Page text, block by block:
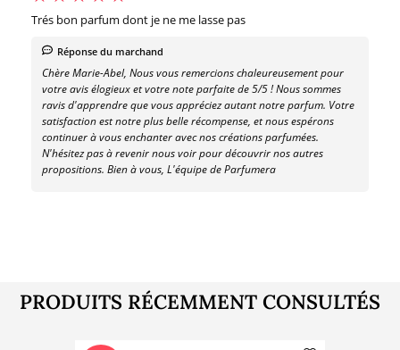
Trés bon parfum dont je ne me lasse pas
Réponse du marchand
Chère Marie-Abel, Nous vous remercions chaleureusement pour
votre avis élogieux et votre note parfaite de 5/5 ! Nous sommes
ravis d'apprendre que vous appréciez autant notre parfum. Votre
satisfaction est notre plus belle récompense, et nous espérons
continuer à vous enchanter avec nos créations parfumées.
N'hésitez pas à revenir nous voir pour découvrir nos autres
propositions. Bien à vous, L'équipe de Parfumera
PRODUITS RÉCEMMENT CONSULTÉS